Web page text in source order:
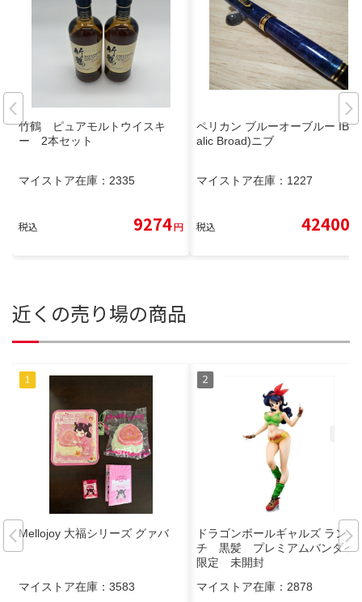
竹鶴 ピュアモルトウイスキ
ー 2本セット
マイストア在庫： 2335
税込 9274円
ペリカン ブルーオーブルー IB(It
alic Broad)ニブ
マイストア在庫： 1227
税込 42400
近くの売り場の商品
Mellojoy 大福シリーズ グァバ
マイストア在庫： 3583
ドラゴンボールギャルズ ラン
チ 黒髪 プレミアムバンダイ
限定 未開封
マイストア在庫： 2878